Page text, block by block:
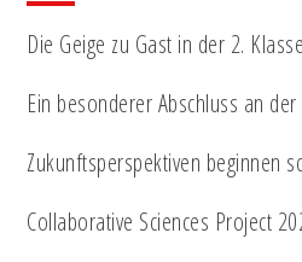
Die Geige zu Gast in der 2. Klasse
Ein besonderer Abschluss an
Zukunftsperspektiven beginnen
Collaborative Sciences Project